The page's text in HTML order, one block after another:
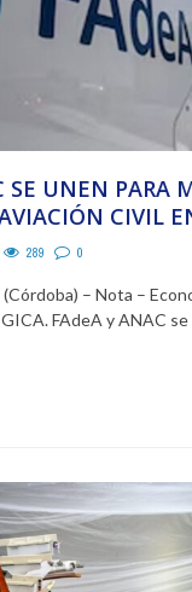
SE UNEN PARA
CIVIL
289 0
– Nota –
FAdeA y ANAC